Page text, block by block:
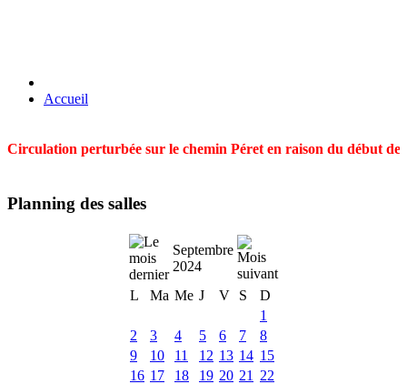
Accueil
Circulation perturbée sur le chemin Péret en raison du début
Planning des salles
Septembre
2024
L
Ma Me J V S
D
1
2
3 4 5 6 7
8
9
10 11 12 13 14 15
16 17 18 19 20 21
22